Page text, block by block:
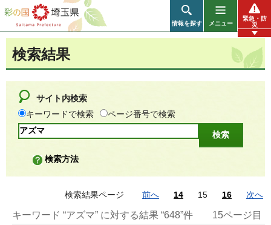
彩の国 埼玉県
情報を探す メニュー
緊急・防
災
検索結果
サイト内検索
キーワードで検索
ページ番号で検索
検索方法
検索結果ページ 前へ 14 15 16 次へ
キーワード “アズマ” に対する結果 “648”件 15ページ目